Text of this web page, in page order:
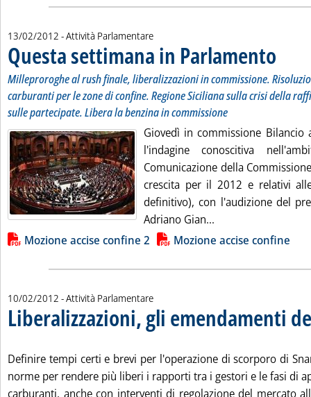
13/02/2012 - Attività Parlamentare
Questa settimana in Parlamento
Milleproroghe al rush finale, liberalizzazioni in commissione.
carburanti per le zone di confine. Regione Siciliana sulla crisi della
sulle partecipate. Libera la benzina in commissione
Giovedì in commissione Bilancio
l'indagine conoscitiva
Comunicazione della
crescita per il 2012 e relativi
definitivo), con l'audizione del
Adriano Gian...
Lista allegati PDF alla notizia
Mozione accise confine 2 Mozione accise confine
10/02/2012 - Attività Parlamentare
Liberalizzazioni, gli emendamenti
Definire tempi certi e brevi per l'operazione di scorporo di
norme per rendere più liberi i rapporti tra i gestori e le fasi di
carburanti, anche con interventi di regolazione del mercato